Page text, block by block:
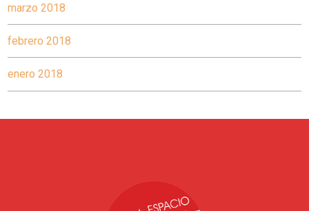
marzo 2018
febrero 2018
enero 2018